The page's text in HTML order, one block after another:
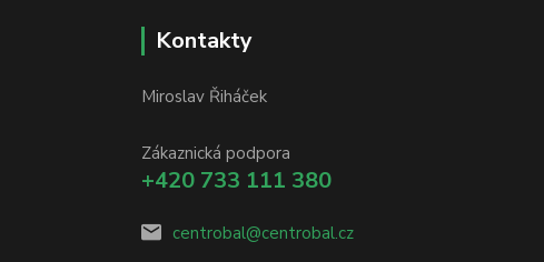
Kontakty
Miroslav Řiháček
Zákaznická podpora
+420 733 111 380
centrobal@centrobal.cz